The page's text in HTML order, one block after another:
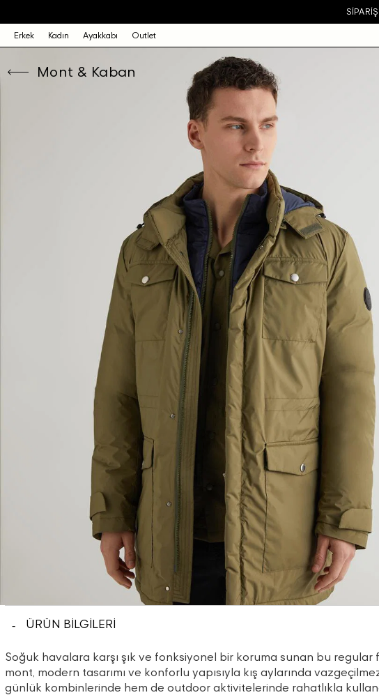
Erkek Kadın Ayakkabı Outlet
Mont & Kaban
ÜRÜN BİLGİLERİ
Soğuk havalara karşı şık ve fonksiyonel bir koruma sunan bu regular
mont, modern tasarımı ve konforlu yapısıyla kış aylarında
günlük kombinlerinde hem de outdoor aktivitelerinde rahatlıkla